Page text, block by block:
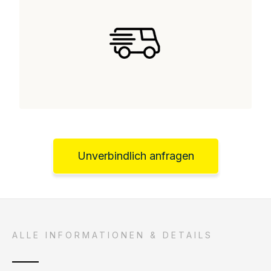
Unverbindlich anfragen
ALLE INFORMATIONEN & DETAILS